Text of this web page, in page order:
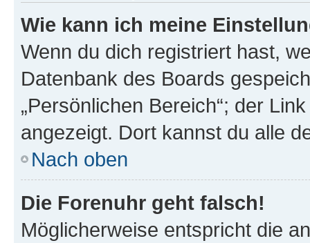
Wie kann ich meine
Wenn du dich registriert hast,
Datenbank des Boards
„Persönlichen Bereich“; der
angezeigt. Dort kannst du alle
Nach oben
Die Forenuhr geht falsch!
Möglicherweise entspricht die